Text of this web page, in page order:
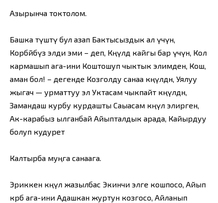
Азырынча токтолом.
Башка түштү бул азап Бактысыздык ал үчүн,
Корбөйбүз элди эми – деп, Көңүлдө кайгы бар үчүн, Кол
кармашып ага-ини Коштошуп чыктык элимден, Кош,
аман бол! – дегенде Козголду санаа көңүлдөн, Уялуу
жыгач — урматтуу эл Уктасам чыкпайт көңүлдөн,
Замандаш курбу курдашты Саыасам көңүл элирген,
Ак-карабыз ылганбай Айыпталдык арада, Кайырдуу
болуп кудурет
Калтырба муңга санаага.
Эриккен көңүл жазылбас Экинчи элге кошпосо, Айып
көрбө ага-ини Адашкан журтун козгосо, Айланып